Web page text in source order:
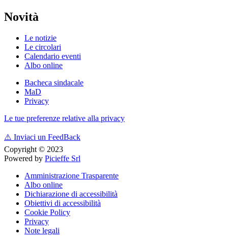
Novità
Le notizie
Le circolari
Calendario eventi
Albo online
Bacheca sindacale
MaD
Privacy
Le tue preferenze relative alla privacy
⚠️ Inviaci un FeedBack
Copyright © 2023
Powered by Picieffe Srl
Amministrazione Trasparente
Albo online
Dichiarazione di accessibilità
Obiettivi di accessibilità
Cookie Policy
Privacy
Note legali